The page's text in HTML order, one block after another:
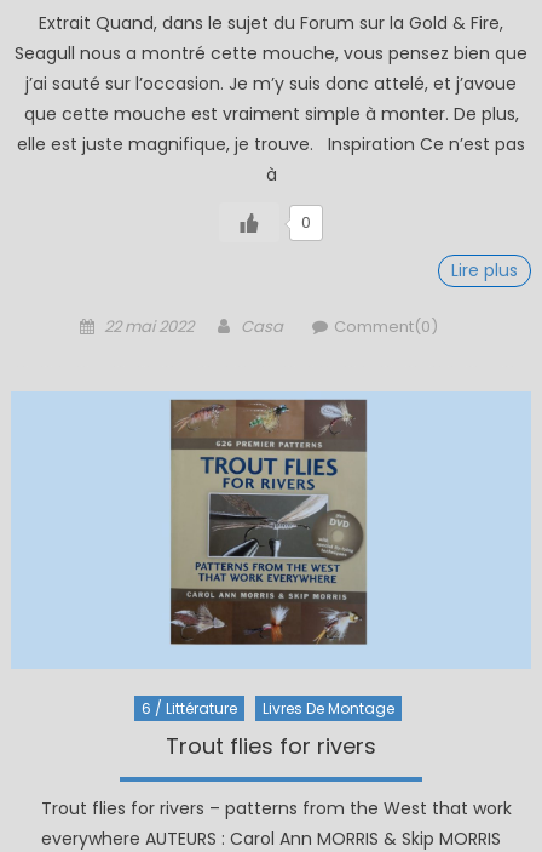
Extrait Quand, dans le sujet du Forum sur la Gold & Fire,
Seagull nous a montré cette mouche, vous pensez bien que
j’ai sauté sur l’occasion. Je m’y suis donc attelé, et j’avoue
que cette mouche est vraiment simple à monter. De plus,
elle est juste magnifique, je trouve. Inspiration Ce n’est pas
à
0
Lire plus
Posted
22 mai 2022 Author
Casa Comment(0)
6 / Littérature Livres De Montage
Trout flies for rivers
Trout flies for rivers – patterns from the West that work
everywhere AUTEURS : Carol Ann MORRIS & Skip MORRIS